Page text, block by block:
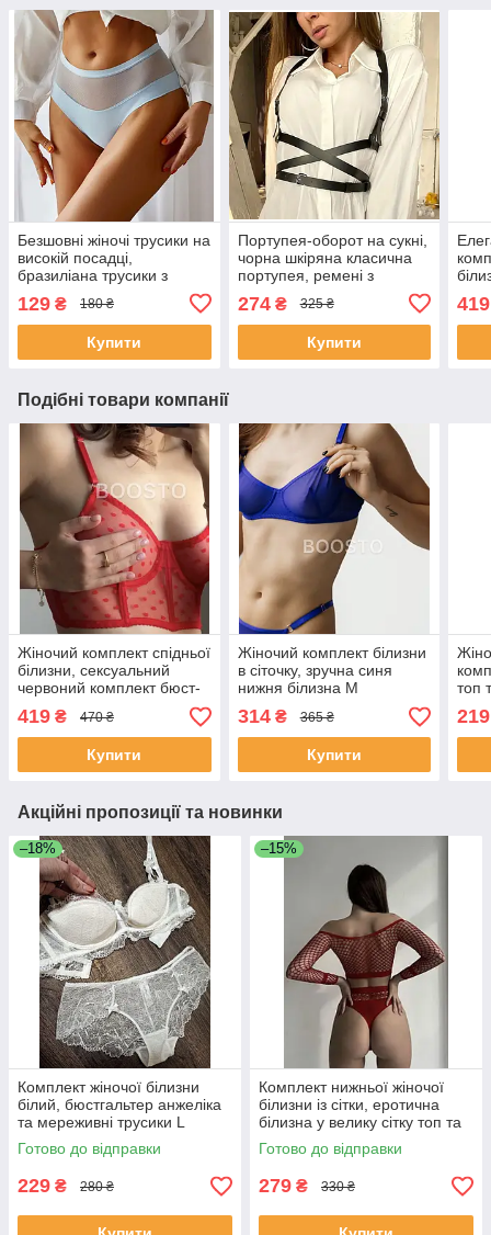
Безшовні жіночі трусики на
високій посадці,
бразиліана трусики з
блакитні S
129 ₴ 180 ₴
Купити
Портупея-оборот на сукні,
чорна шкіряна класична
портупея, ремені з
застібками, гартер шкіра
274₴ 325 ₴
Купити
419
Подібні товари компанії
Жіночий комплект спідньої
білизни, сексуальний
червоний комплект бюст-
корсет в сіточку S
419 ₴ 470 ₴
Купити
Жіночий комплект білизни
в сіточку, зручна синя
нижня білизна M
314₴ 365 ₴
Купити
топ
219
Акційні пропозиції та новинки
–18%
Комплект жіночої білизни
білий, бюстгальтер анжеліка
та мереживні трусики L
Готово до відправки
229 ₴ 280 ₴
–15%
Комплект нижньої жіночої
білизни із сітки, еротична
білизна у велику сітку топ та
трусики.
Готово до відправки
279 ₴ 330 ₴